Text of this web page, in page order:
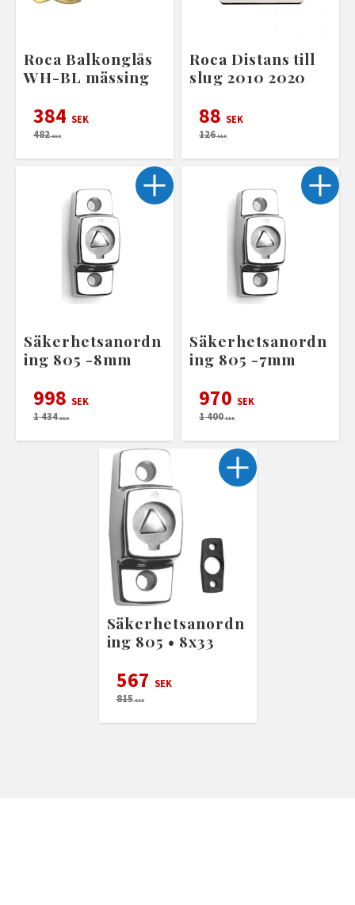
Roca Balkonglås
WH-BL mässing
384 SEK
482SEK
Roca Distans till
slug 2010 2020
88 SEK
126SEK
Säkerhetsanordn
ing 805 -8mm
998 SEK
1 434SEK
Säkerhetsanordn
ing 805 -7mm
970 SEK
1 400SEK
Säkerhetsanordn
ing 805 • 8x33
567 SEK
815SEK